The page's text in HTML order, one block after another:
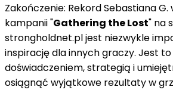
Zakończenie: Rekord Sebastiana G.
kampanii "Gathering the Lost" na
strongholdnet.pl jest niezwykle
inspirację dla innych graczy. Jest to
doświadczeniem, strategią i
osiągnąć wyjątkowe rezultaty w